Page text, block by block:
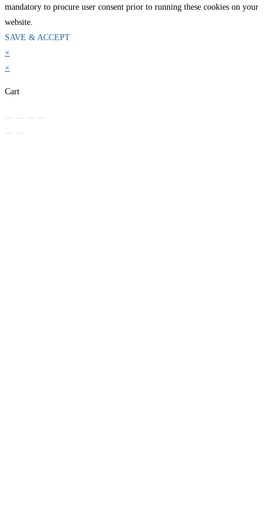
mandatory to procure user consent prior to running these cookies on your
website.
SAVE & ACCEPT
×
×
Cart